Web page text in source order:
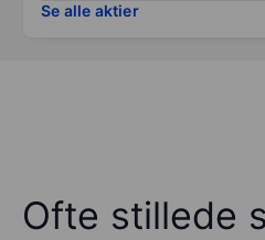
Se alle aktier
Ofte stillede